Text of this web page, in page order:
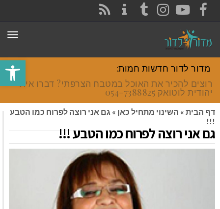
פתח
FACEBOOK
YOUTUBE
INSTAGRAM
TUMBLR
מדור לדור חדשות חמות:
רוצים להכיר את האוכל במטבח הצרפתי? דברו איתי
יהודית לוטואק 054-7388825.
דף הבית » השינוי מתחיל כאן » גם אני רוצה לפרוח כמו הטבע
!!!
גם אני רוצה לפרוח כמו הטבע !!!